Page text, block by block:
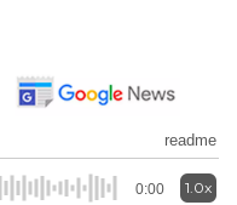
readme
0:00 1.0x